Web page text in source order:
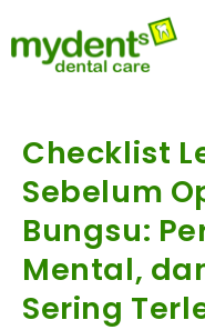
Checklist
Sebelum
Bungsu:
Mental,
Sering